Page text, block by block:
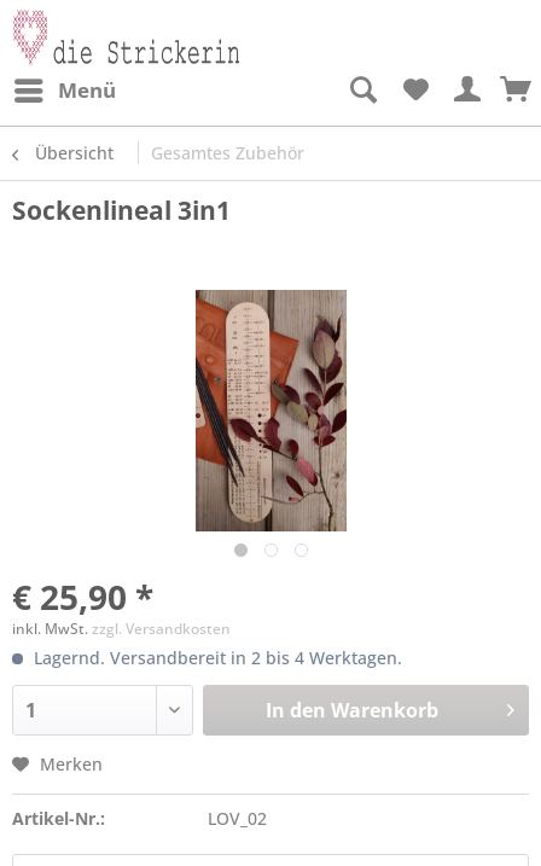
Menü
Übersicht Gesamtes Zubehör
Sockenlineal 3in1
€ 25,90 *
inkl. MwSt.zzgl. Versandkosten
Lagernd. Versandbereit in 2 bis 4 Werktagen.
In den Warenkorb
Merken
Artikel-Nr.: LOV_02